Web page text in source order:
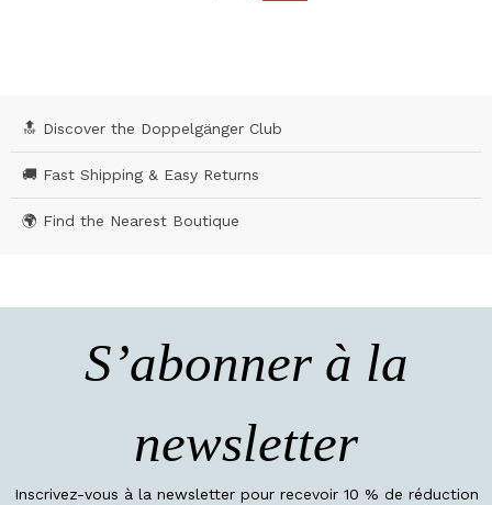
🔝 Discover the Doppelgänger Club
🚚 Fast Shipping & Easy Returns
🌍 Find the Nearest Boutique
S’abonner à la
newsletter
Inscrivez-vous à la newsletter pour recevoir 10 % de réduction